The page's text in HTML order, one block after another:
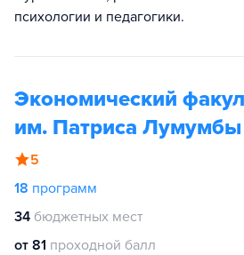
психологии и педагогики.
Экономический
им. Патриса Лумумбы
5
18 программ
34 бюджетных мест
от 81 проходной балл